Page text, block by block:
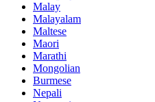
Malay
Malayalam
Maltese
Maori
Marathi
Mongolian
Burmese
Nepali